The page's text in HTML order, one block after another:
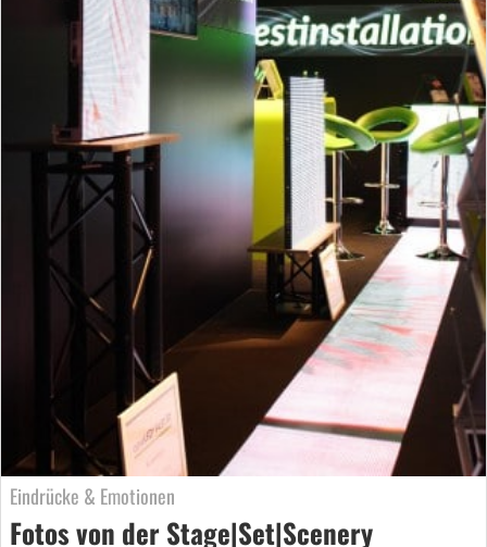
Eindrücke & Emotionen
Fotos von der Stage|Set|Scenery